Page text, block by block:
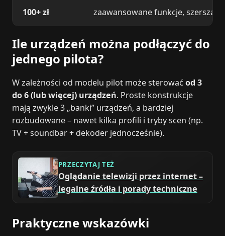
100+ zł zaawansowane funkcje, szersza
Ile urządzeń można podłączyć do
jednego pilota?
W zależności od modelu pilot może sterować od 3
do 6 (lub więcej) urządzeń. Proste konstrukcje
mają zwykle 3 „banki” urządzeń, a bardziej
rozbudowane – nawet kilka profili i tryby scen (np.
TV + soundbar + dekoder jednocześnie).
PRZECZYTAJ TEŻ
Oglądanie telewizji przez internet –
legalne źródła i porady techniczne
Praktyczne wskazówki